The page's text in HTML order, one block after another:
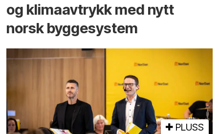
og klima­avtrykk med nytt
norsk bygge­system
PLUSS